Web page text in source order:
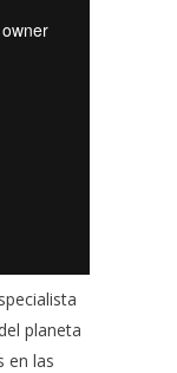
planeta
en las